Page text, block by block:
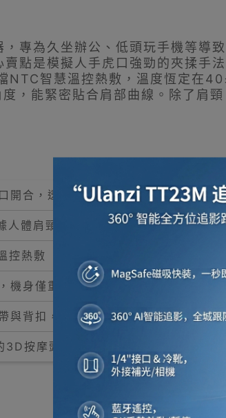
專為久坐辦公、低頭玩手機等導
點是模擬人手虎口強勁的夾揉手
NTC智慧溫控熱敷，溫度恆定在
，能緊密貼合肩部曲線。除了肩
開合，透過6個按摩頭呈八字排列，交
人體肩頸曲線設計，形成45°斜推角度
控熱敷（40°C/45°C），發熱片面積
機身僅重約1.2kg，體積較上一代減少
與背扣，既可手拉調節按摩部位與力
3D按摩頭（長75mm/寬95mm），6